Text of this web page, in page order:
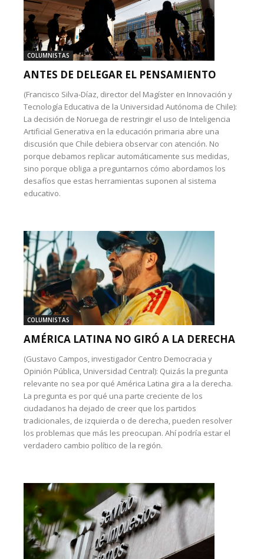
COLUMNISTAS
ANTES DE DELEGAR EL PENSAMIENTO
(Francisco Silva-Díaz, director del Magíster en Innovación y
Tecnología Educativa de la Universidad Autónoma de Chile):
La decisión de Noruega de restringir el uso de Inteligencia
Artificial Generativa en la educación primaria abre una
discusión que Chile debiera observar con atención. No
porque debamos replicar automáticamente sus medidas,
sino porque obliga a preguntarnos cómo abordamos los
desafíos que estas herramientas suponen al sistema
educativo.
COLUMNISTAS
AMÉRICA LATINA NO GIRÓ A LA DERECHA
(Gustavo Campos, investigador Centro Democracia y
Opinión Pública, Universidad Central): Quizás la pregunta
relevante no sea por qué América Latina gira a la derecha.
La pregunta es por qué una parte creciente de los
ciudadanos ha dejado de creer que los partidos
tradicionales, de izquierda o de derecha, pueden resolver
los problemas que más les preocupan. Ahí podría estar el
verdadero cambio político de la región.